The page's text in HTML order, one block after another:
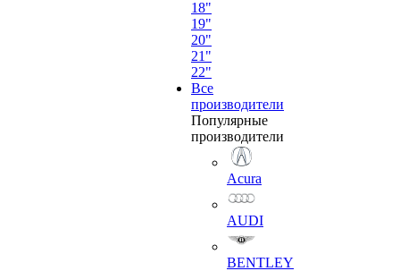
18"
19"
20"
21"
22"
Все
производители
Популярные
производители
Acura
AUDI
BENTLEY